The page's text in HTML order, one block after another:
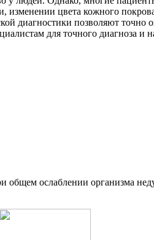
цвета кожного
диагностики позволяют точно
для точного диагноза и
ослаблении организма